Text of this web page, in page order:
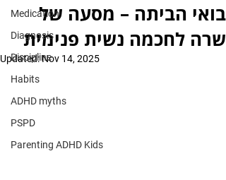
Medication
Diagnosis
Discipline
Habits
ADHD myths
PSPD
Parenting ADHD Kids
בואי הביתה – מסעה של
שרה לחכמה נשית פנימית
Updated:Nov 14, 2025